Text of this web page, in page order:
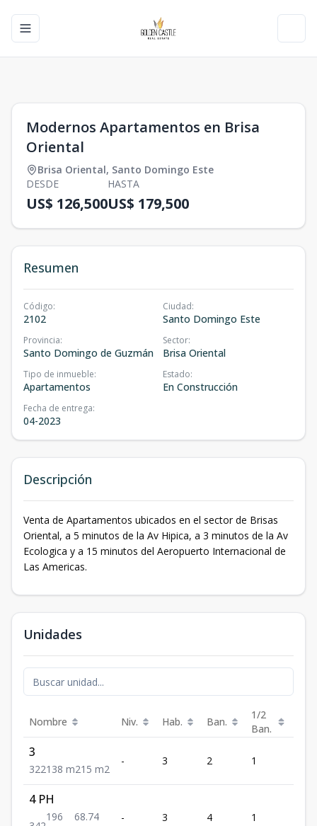
Toggle navigation menu
Modernos Apartamentos en Brisa
Oriental
Brisa Oriental, Santo Domingo Este
DESDE
US$ 126,500
HASTA
US$ 179,500
Resumen
Código:
2102
Ciudad:
Santo Domingo Este
Provincia:
Santo Domingo de Guzmán
Sector:
Brisa Oriental
Tipo de inmueble:
Apartamentos
Estado:
En Construcción
Fecha de entrega:
04-2023
Descripción
Venta de Apartamentos ubicados en el sector de Brisas
Oriental, a 5 minutos de la Av Hipica, a 3 minutos de la Av
Ecologica y a 15 minutos del Aeropuerto Internacional de
Las Americas.
Unidades
Nombre Niv. Hab. Ban.
1/2
Ban.
3
322138 m215 m2
- 3 2 1
4 PH
196
68.74
- 3 4 1